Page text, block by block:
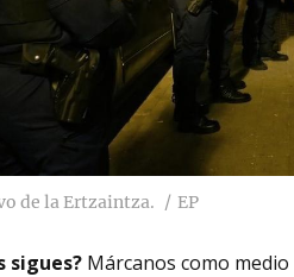
de la Ertzaintza. EP
sigues? Márcanos como